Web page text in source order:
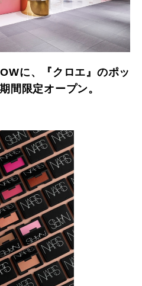
に、『クロエ』のポッ
間限定オープン。